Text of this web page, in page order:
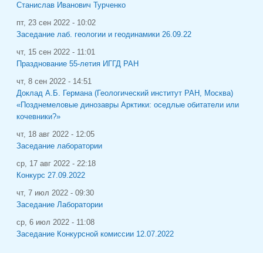
Станислав Иванович Турченко
пт, 23 сен 2022 - 10:02
Заседание лаб. геологии и геодинамики 26.09.22
чт, 15 сен 2022 - 11:01
Празднование 55-летия ИГГД РАН
чт, 8 сен 2022 - 14:51
Доклад А.Б. Германа (Геологический институт РАН, Москва)
«Позднемеловые динозавры Арктики: оседлые обитатели или
кочевники?»
чт, 18 авг 2022 - 12:05
Заседание лаборатории
ср, 17 авг 2022 - 22:18
Конкурс 27.09.2022
чт, 7 июл 2022 - 09:30
Заседание Лаборатории
ср, 6 июл 2022 - 11:08
Заседание Конкурсной комиссии 12.07.2022